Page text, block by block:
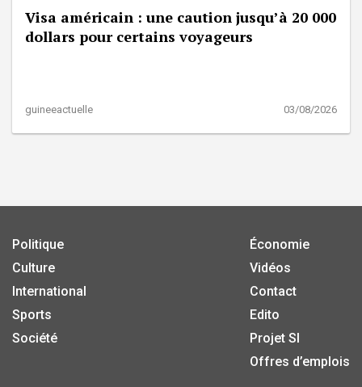
Visa américain : une caution jusqu’à 20 000
dollars pour certains voyageurs
guineeactuelle 03/08/2026
Politique
Culture
International
Sports
Société
Économie
Vidéos
Contact
Edito
Projet SI
Offres d’emplois